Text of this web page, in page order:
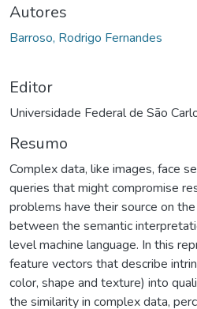
Autores
Barroso, Rodrigo Fernandes
Editor
Universidade Federal de São
Resumo
Complex data, like images, face
queries that might compromise
problems have their source on
between the semantic
level machine language. In this
feature vectors that describe
color, shape and texture) into
the similarity in complex data,